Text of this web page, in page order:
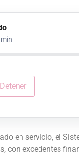
Detener
en servicio, el
con excedentes